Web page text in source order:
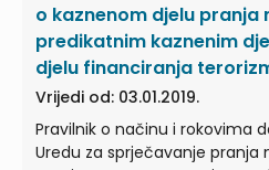
o kaznenom djelu pranja
predikatnim kaznenim
djelu financiranja
Vrijedi od: 03.01.2019.
Pravilnik o načinu i rokovima
Uredu za sprječavanje pranja